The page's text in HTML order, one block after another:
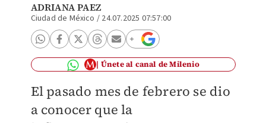
ADRIANA PAEZ
Ciudad de México / 24.07.2025 07:57:00
Únete al canal de Milenio
El pasado mes de febrero se dio
a conocer que la